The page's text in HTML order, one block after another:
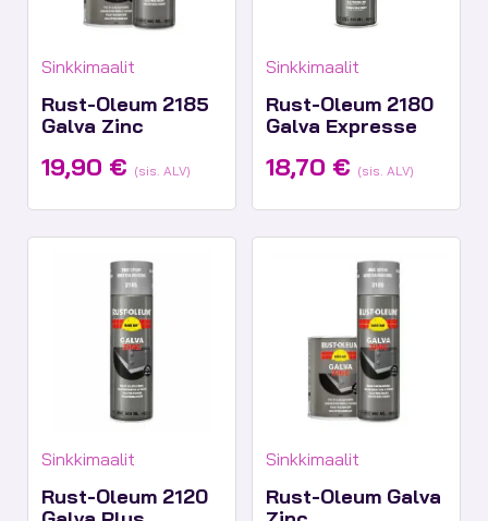
Tuotekategoriat:
Sinkkimaalit
Rust-Oleum 2185
Galva Zinc
19,90 € (sis. ALV)
Tuotekategoriat:
Sinkkimaalit
Rust-Oleum 2180
Galva Expresse
18,70 € (sis. ALV)
Tuotekategoriat:
Sinkkimaalit
Rust-Oleum 2120
Tuotekategoriat:
Sinkkimaalit
Rust-Oleum Galva